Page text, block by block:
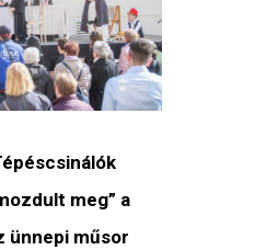
meg” a
ünnepi műsor